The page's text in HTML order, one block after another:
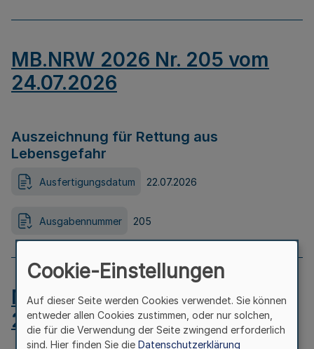
MB.NRW 2026 Nr. 205 vom
24.07.2026
Auszeichnung für Rettung aus
Lebensgefahr
Ausfertigungsdatum 22.07.2026
Ausgabennummer 205
MB.NRW 2026 Nr. 204 vom
24.07.2026
Cookie-Einstellungen
Auf dieser Seite werden Cookies verwendet. Sie können
entweder allen Cookies zustimmen, oder nur solchen,
die für die Verwendung der Seite zwingend erforderlich
sind. Hier finden Sie die Datenschutzerklärung